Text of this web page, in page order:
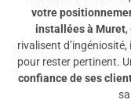
votre
installées à Muret,
rivalisent
pour rester pertinent.
confiance de ses